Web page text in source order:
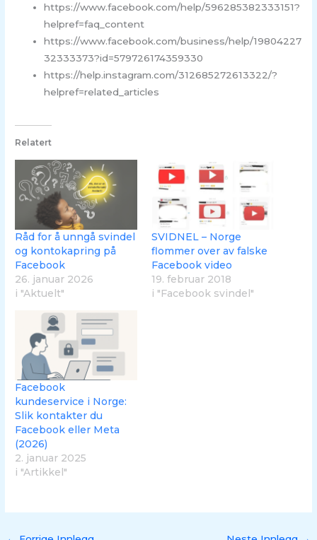
https://www.facebook.com/help/596285382333151?
helpref=faq_content
https://www.facebook.com/business/help/19804227
32333373?id=579726174359330
https://help.instagram.com/312685272613322/?
helpref=related_articles
Relatert
Råd for å unngå svindel
og kontokapring på
Facebook
26. januar 2026
i "Aktuelt"
SVIDNEL – Norge
flommer over av falske
Facebook video
19. februar 2018
i "Facebook svindel"
Facebook
kundeservice i Norge:
Slik kontakter du
Facebook eller Meta
(2026)
2. januar 2025
i "Artikkel"